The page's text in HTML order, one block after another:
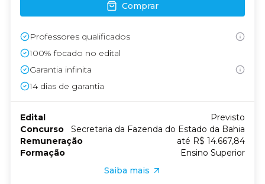
Comprar
Professores qualificados
100% focado no edital
Garantia infinita
14 dias de garantia
Edital
Previsto
Concurso
Secretaria da Fazenda do Estado da Bahia
Remuneração
até R$ 14.667,84
Formação
Ensino Superior
Saiba mais